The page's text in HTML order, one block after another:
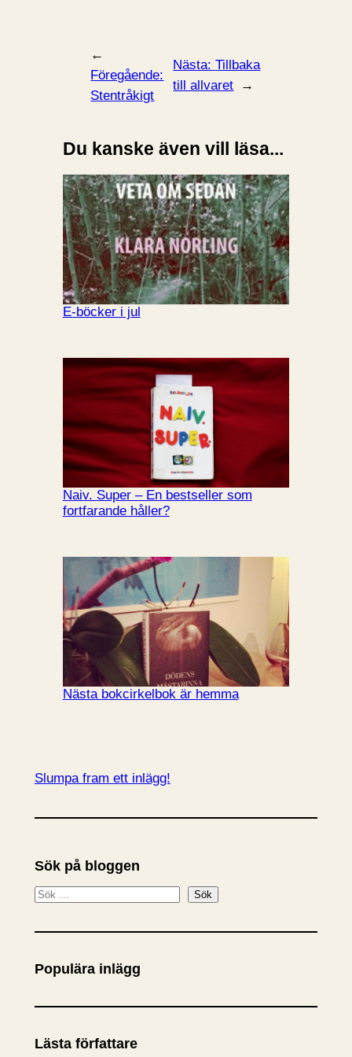
←
Föregående:
Stentråkigt
Nästa:Tillbaka
till allvaret
→
Du kanske även vill läsa...
E-böcker i jul
Naiv. Super – En bestseller som
fortfarande håller?
Nästa bokcirkelbok är hemma
Slumpa fram ett inlägg!
Sök på bloggen
S
k
Sök
Populära inlägg
Lästa författare